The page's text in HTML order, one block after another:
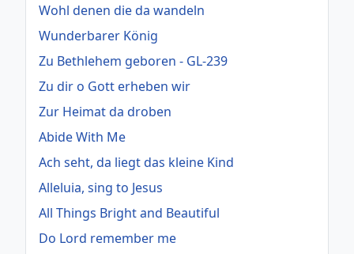
Wohl denen die da wandeln
Wunderbarer König
Zu Bethlehem geboren - GL-239
Zu dir o Gott erheben wir
Zur Heimat da droben
Abide With Me
Ach seht, da liegt das kleine Kind
Alleluia, sing to Jesus
All Things Bright and Beautiful
Do Lord remember me